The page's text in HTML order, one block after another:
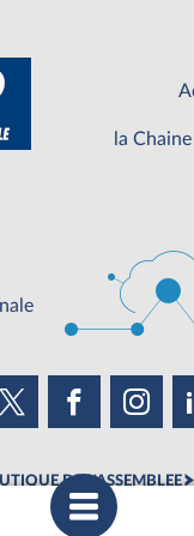
la
DE L'ASSEMBLEE
SEMAINE À L'ASSEMBLÉE